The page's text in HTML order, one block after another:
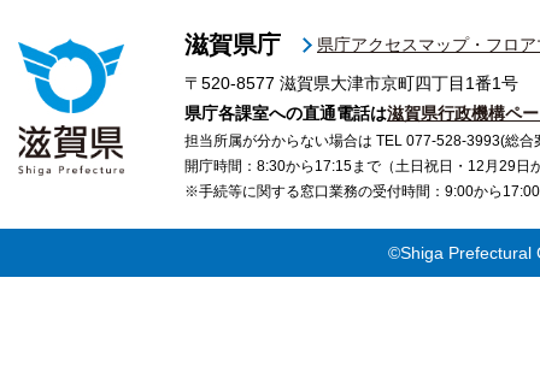
滋賀県庁
県庁アクセスマップ・フロ
〒520-8577 滋賀県大津市京町四丁目1番1号
県庁各課室への直通電話は滋賀県行政機構ペ
担当所属が分からない場合は TEL 077-528-3993(総合
開庁時間：8:30から17:15まで（土日祝日・12月29日
※手続等に関する窓口業務の受付時間：9:00から
©Shiga Prefectural